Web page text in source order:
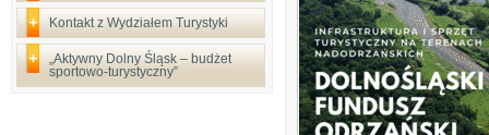
Kontakt z Wydziałem Turystyki
„Aktywny Dolny Śląsk – budżet
sportowo-turystyczny”